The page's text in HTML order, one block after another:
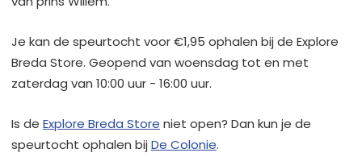
Je kan de speurtocht voor €1,95 ophalen bij de Explore
Breda Store. Geopend van woensdag tot en met
zaterdag van 10:00 uur - 16:00 uur.
Is de Explore Breda Store niet open? Dan kun je de
speurtocht ophalen bij De Colonie.